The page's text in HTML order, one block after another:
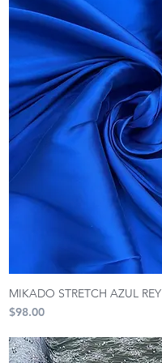
MIKADO STRETCH AZUL REY
Precio
$98.00